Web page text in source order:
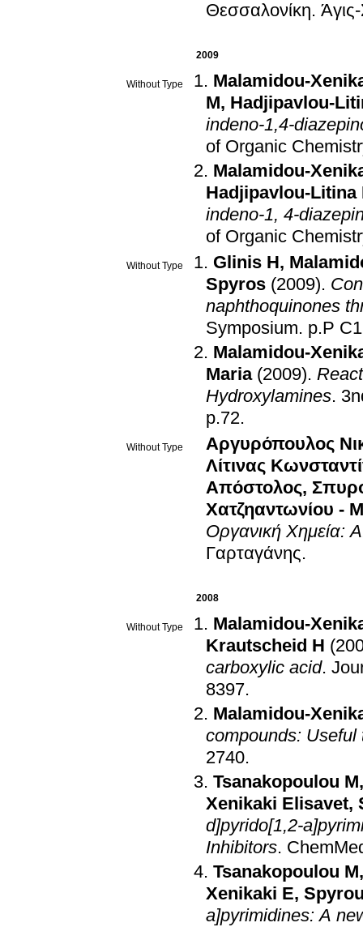
Θεσσαλονίκη.
2009
Without Type
Malamidou-
M, Hadjipavlou-
indeno-1,4-
of Organic
Malamidou-
Hadjipavlou-Litina
indeno-1, 4-
of Organic
Without Type Glinis H ,
Spyros (2009).
naphthoquinones
Symposium. p.P
Malamidou-
Maria (2009).
Hydroxylamines.
p.72.
Without Type
Αργυρόπουλος
Λίτινας
Απόστολος,
Χατζηαντωνίου -
Οργανική Χημεία:
Γαρταγάνης.
2008
Without Type
Malamidou-
Krautscheid H
carboxylic acid.
8397.
Malamidou-
compounds:
2740.
Tsanakopoulou M
Xenikaki Elisavet,
d]pyrido[1,2-
Inhibitors.
Tsanakopoulou M
Xenikaki E,
a]pyrimidines: A